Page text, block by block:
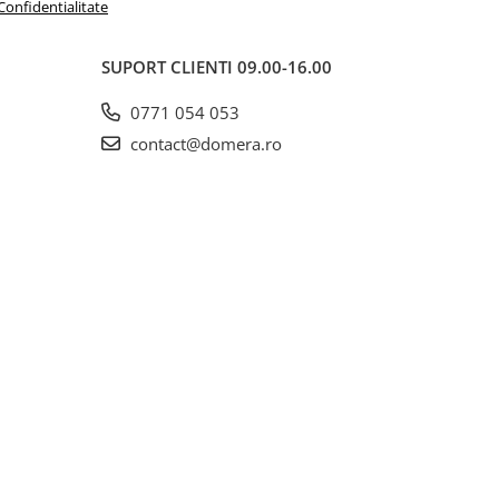
SUPORT CLIENTI 09.00-16.00
0771 054 053
contact@domera.ro